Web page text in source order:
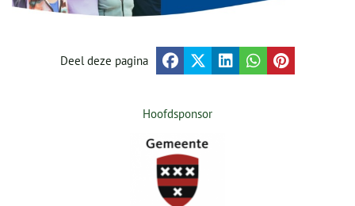
Deel deze pagina
Hoofdsponsor